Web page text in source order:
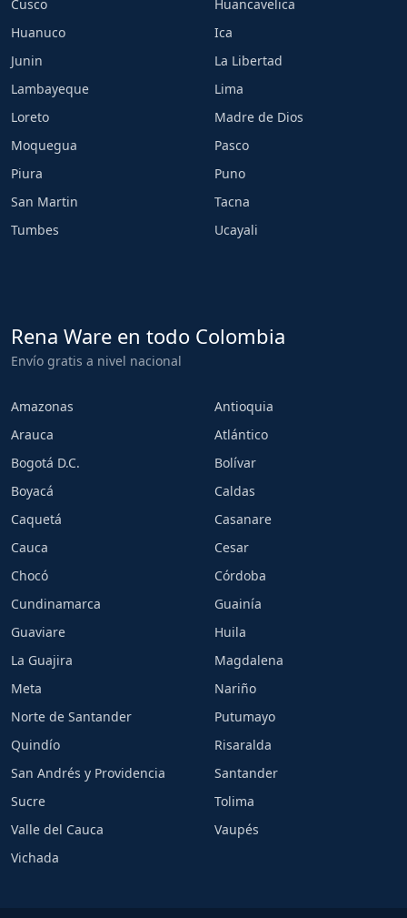
Cusco
Huancavelica
Huanuco
Ica
Junin
La Libertad
Lambayeque
Lima
Loreto
Madre de Dios
Moquegua
Pasco
Piura
Puno
San Martin
Tacna
Tumbes
Ucayali
Rena Ware en todo Colombia
Envío gratis a nivel nacional
Amazonas
Antioquia
Arauca
Atlántico
Bogotá D.C.
Bolívar
Boyacá
Caldas
Caquetá
Casanare
Cauca
Cesar
Chocó
Córdoba
Cundinamarca
Guainía
Guaviare
Huila
La Guajira
Magdalena
Meta
Nariño
Norte de Santander
Putumayo
Quindío
Risaralda
San Andrés y Providencia
Santander
Sucre
Tolima
Valle del Cauca
Vaupés
Vichada